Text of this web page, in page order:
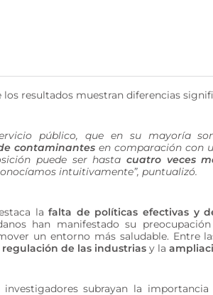
los resultados muestran diferencias
público, que en su mayoría
contaminantes en comparación con
puede ser hasta cuatro veces
intuitivamente”, puntualizó.
lafalta de políticas efectivas y
han manifestado su
un entorno más saludable. Entre
regulación de las industrias y la
subrayan la importancia